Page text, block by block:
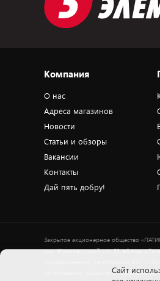
Компания
О нас
Адреса магазинов
Новости
Статьи и обзоры
Вакансии
Контакты
Дай пять добру!
Закрытое акционерное общество
р-н, Ждановичский с/с, 53, вблизи
на основании решения от 18.04.2001
Cайт